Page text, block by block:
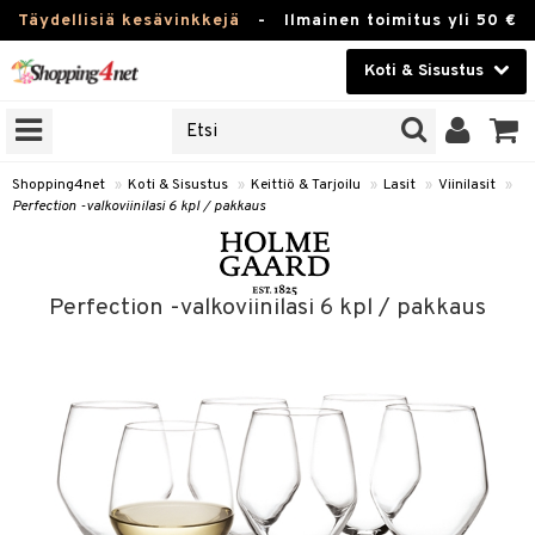
Täydellisiä kesävinkkejä - Ilmainen toimitus yli 50 €
Koti & Sisustus
Kauneudenhoito
Piilolinssit
Fitness
Lelut, Lapsi & Vauva
Tuotemerkkejä
Kampanjat
Shopping4net » Koti & Sisustus » Keittiö & Tarjoilu » Lasit » Viinilasit »
Perfection -valkoviinilasi 6 kpl / pakkaus
Perfection -valkoviinilasi 6 kpl / pakkaus
Karahvit
Tee & Espresso